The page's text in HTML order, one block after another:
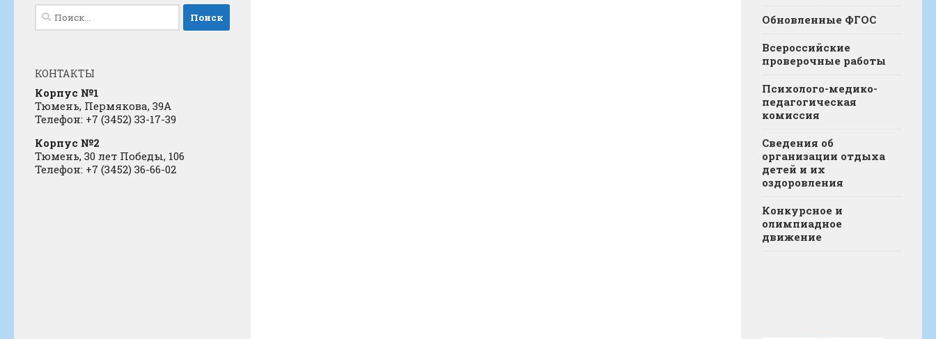
Найти:
КОНТАКТЫ
Корпус №1
Тюмень, Пермякова, 39А
Телефон: +7 (3452) 33-17-39
Корпус №2
Тюмень, 30 лет Победы, 106
Телефон: +7 (3452) 36-66-02
Обновленные ФГОС
Всероссийские
проверочные работы
Психолого-медико-
педагогическая
комиссия
Сведения об
организации отдыха
детей и их
оздоровления
Конкурсное и
олимпиадное
движение